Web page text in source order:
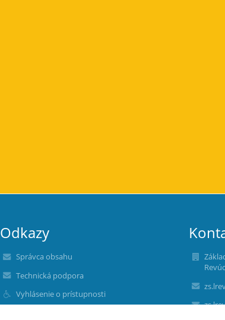
Odkazy
Správca obsahu
Technická podpora
Vyhlásenie o prístupnosti